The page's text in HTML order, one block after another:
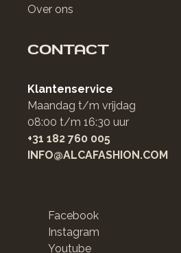
Over ons
CONTACT
Klantenservice
Maandag t/m vrijdag
08:00 t/m 16:30 uur
+31 182 760 005
INFO@ALCAFASHION.COM
Facebook
Instagram
Youtube